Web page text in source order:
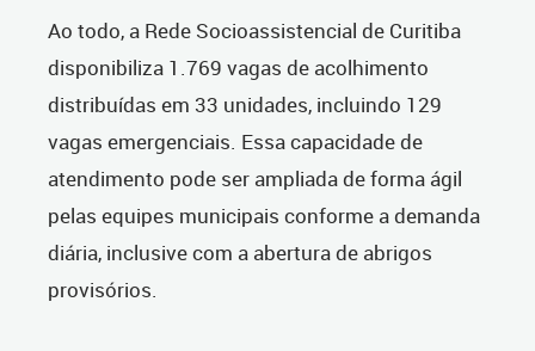
Ao todo, a Rede Socioassistencial de Curitiba
disponibiliza 1.769 vagas de acolhimento
distribuídas em 33 unidades, incluindo 129
vagas emergenciais. Essa capacidade de
atendimento pode ser ampliada de forma ágil
pelas equipes municipais conforme a demanda
diária, inclusive com a abertura de abrigos
provisórios.